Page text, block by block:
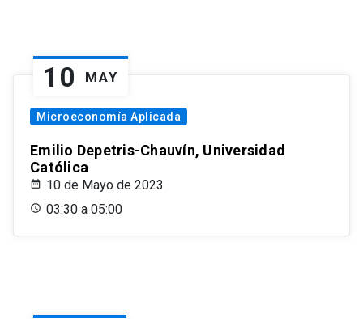
10 MAY
Microeconomía Aplicada
Emilio Depetris-Chauvín, Universidad
Católica
10 de Mayo de 2023
03:30 a 05:00